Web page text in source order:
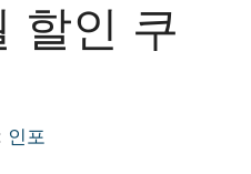
할인 쿠
인포